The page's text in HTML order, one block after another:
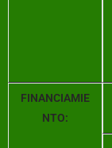
FINANCIAMIE
NTO: